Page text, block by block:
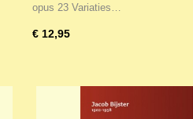
wilt u spoeden naar
opus 23 Variaties…
€ 12,95